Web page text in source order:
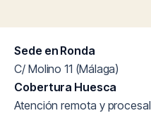
Sede en Ronda
C/ Molino 11 (Málaga)
Cobertura Huesca
Atención remota y procesal